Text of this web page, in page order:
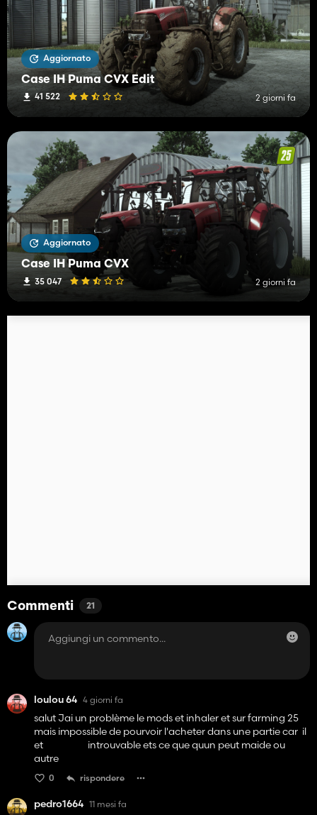
Aggiornato
Case IH Puma CVX Edit
41 522 2 giorni fa
Aggiornato
Case IH Puma CVX
35 047 2 giorni fa
Commenti 21
loulou 64 4 giorni fa
salut Jai un problème le mods et inhaler et sur farming 25
mais impossible de pourvoir l'acheter dans une partie car il
et introuvable ets ce que quun peut maide ou
autre
0 rispondere
pedro1664 11 mesi fa